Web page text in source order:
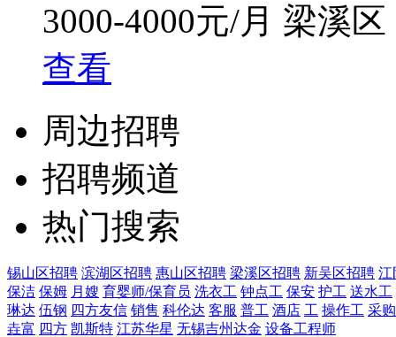
3000-4000元/月 梁溪区
查看
周边招聘
招聘频道
热门搜索
锡山区招聘 滨湖区招聘 惠山区招聘 梁溪区招聘 新吴区招聘 江
保洁 保姆 月嫂 育婴师/保育员 洗衣工 钟点工 保安 护工 送水工
琳达 伍钢 四方友信 销售 科伦达 客服 普工 酒店 工 操作工 采购
垚富 四方 凯斯特 江苏华星 无锡吉州达金 设备工程师